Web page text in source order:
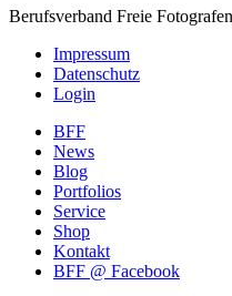
Berufsverband Freie
Impressum
Datenschutz
Login
BFF
News
Blog
Portfolios
Service
Shop
Kontakt
BFF @ Facebook